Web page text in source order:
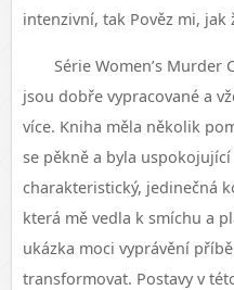
intenzivní, tak Pověz mi, jak
Série Women’s Murder
jsou dobře vypracované a
více. Kniha měla několik
se pěkně a byla
charakteristický, jedinečná
která mě vedla k smíchu a
ukázka moci vyprávění
transformovat. Postavy v